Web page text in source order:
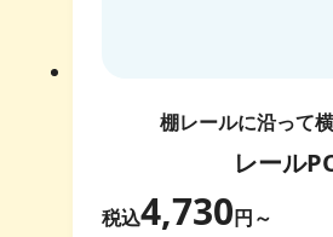
棚レールに沿って
レール
税込4,730円～